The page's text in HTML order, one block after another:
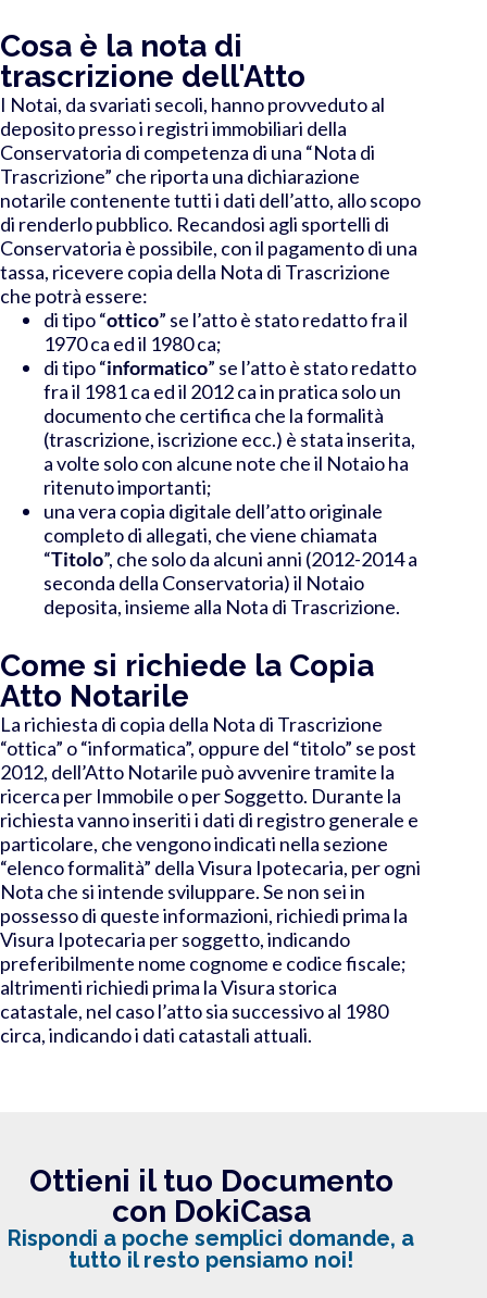
Cosa è la nota di
trascrizione dell'Atto
I Notai, da svariati secoli, hanno provveduto al
deposito presso i registri immobiliari della
Conservatoria di competenza di una “Nota di
Trascrizione” che riporta una dichiarazione
notarile contenente tutti i dati dell’atto, allo scopo
di renderlo pubblico. Recandosi agli sportelli di
Conservatoria è possibile, con il pagamento di una
tassa, ricevere copia della Nota di Trascrizione
che potrà essere:
di tipo “ottico” se l’atto è stato redatto fra il
1970 ca ed il 1980 ca;
di tipo “informatico” se l’atto è stato redatto
fra il 1981 ca ed il 2012 ca in pratica solo un
documento che certifica che la formalità
(trascrizione, iscrizione ecc.) è stata inserita,
a volte solo con alcune note che il Notaio ha
ritenuto importanti;
una vera copia digitale dell’atto originale
completo di allegati, che viene chiamata
“Titolo”, che solo da alcuni anni (2012-2014 a
seconda della Conservatoria) il Notaio
deposita, insieme alla Nota di Trascrizione.
Come si richiede la Copia
Atto Notarile
La richiesta di copia della Nota di Trascrizione
“ottica” o “informatica”, oppure del “titolo” se post
2012, dell’Atto Notarile può avvenire tramite la
ricerca per Immobile o per Soggetto. Durante la
richiesta vanno inseriti i dati di registro generale e
particolare, che vengono indicati nella sezione
“elenco formalità” della Visura Ipotecaria, per ogni
Nota che si intende sviluppare. Se non sei in
possesso di queste informazioni, richiedi prima la
Visura Ipotecaria per soggetto, indicando
preferibilmente nome cognome e codice fiscale;
altrimenti richiedi prima la Visura storica
catastale, nel caso l’atto sia successivo al 1980
circa, indicando i dati catastali attuali.
Ottieni il tuo Documento
con DokiCasa
Rispondi a poche semplici domande, a
tutto il resto pensiamo noi!